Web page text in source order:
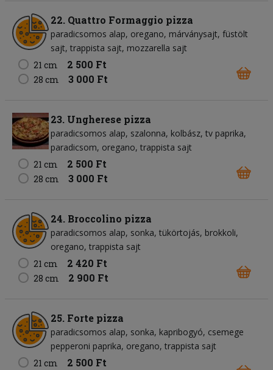
22. Quattro Formaggio pizza
paradicsomos alap oregano márványsajt füstölt
sajt trappista sajt mozzarella sajt
21 cm
2 500 Ft
28 cm 3 000 Ft
23. Ungherese pizza
paradicsomos alap szalonna kolbász tv paprika
paradicsom oregano trappista sajt
21 cm
2 500 Ft
28 cm 3 000 Ft
24. Broccolino pizza
paradicsomos alap sonka tükörtojás brokkoli
oregano trappista sajt
21 cm
2 420 Ft
28 cm 2 900 Ft
25. Forte pizza
paradicsomos alap sonka kapribogyó csemege
pepperoni paprika oregano trappista sajt
21 cm
2 500 Ft